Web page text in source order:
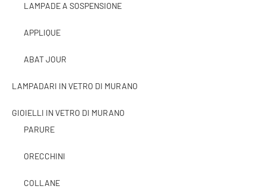
LAMPADE A SOSPENSIONE
APPLIQUE
ABAT JOUR
LAMPADARI IN VETRO DI MURANO
GIOIELLI IN VETRO DI MURANO
PARURE
ORECCHINI
COLLANE